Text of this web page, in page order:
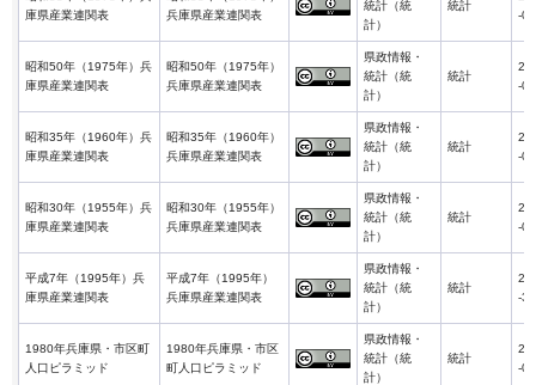
庫県産業連関表
兵庫県産業連関表
統計（統
計）
統計
-01
昭和50年（1975年）兵
庫県産業連関表
昭和50年（1975年）
兵庫県産業連関表
県政情報・
統計（統
計）
統計
-01
昭和35年（1960年）兵
庫県産業連関表
昭和35年（1960年）
兵庫県産業連関表
県政情報・
統計（統
計）
統計
-01
昭和30年（1955年）兵
庫県産業連関表
昭和30年（1955年）
兵庫県産業連関表
県政情報・
統計（統
計）
統計
-01
平成7年（1995年）兵
庫県産業連関表
平成7年（1995年）
兵庫県産業連関表
県政情報・
統計（統
計）
統計
-31
1980年兵庫県・市区町
人口ピラミッド
1980年兵庫県・市区
町人口ピラミッド
県政情報・
統計（統
計）
統計
-01